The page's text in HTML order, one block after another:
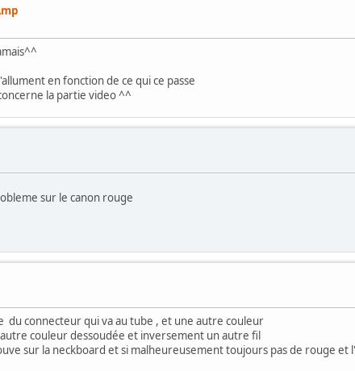
en fonction de ce qui ce passe
la partie video ^^
sur le canon rouge
connecteur qui va au tube , et une autre couleur
couleur dessoudée et inversement un autre fil
sur la neckboard et si malheureusement toujours pas de rouge